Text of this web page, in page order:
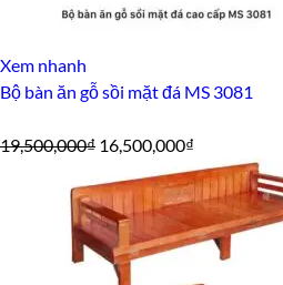
Xem nhanh
Bộ bàn ăn gỗ sồi mặt đá MS 3081
19,500,000₫ Giá
là:
19,500,000₫.
16,500,000₫
hiện
tại
là:
16,500,000₫.